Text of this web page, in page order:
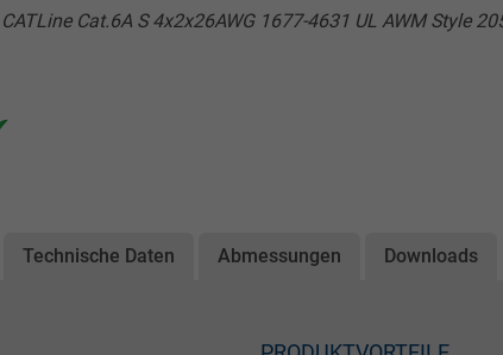
CATLine Cat.6A S 4x2x26AWG 1677-4631 UL AWM Style
Technische Daten Abmessungen Downloads